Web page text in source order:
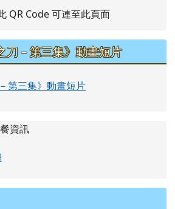
刀－第三集》動畫短片
第三集》動畫短片